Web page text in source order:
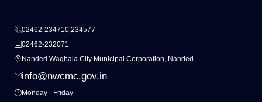
02462-234710,234577
02462-232071
Nanded Waghala City Municipal Corporation, Nanded
info@nwcmc.gov.in
Monday - Friday